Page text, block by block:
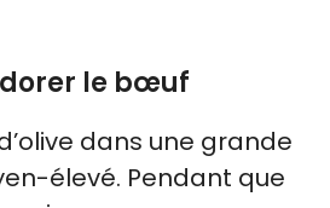
dorer le bœuf
dans une grande
élevé. Pendant que